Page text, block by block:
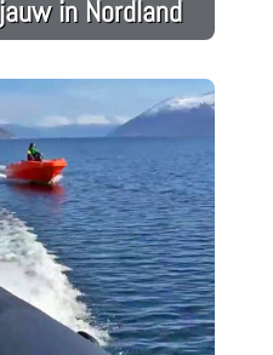
in Nordland